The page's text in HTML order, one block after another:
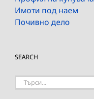
Имоти под наем
Почивно дело
SEARCH
Търсене